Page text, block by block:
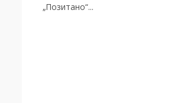
„Позитано“...